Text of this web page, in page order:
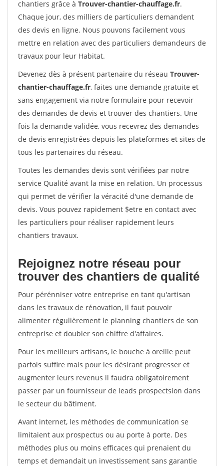
chantiers grâce à Trouver-chantier-chauffage.fr.
Chaque jour, des milliers de particuliers demandent
des devis en ligne. Nous pouvons facilement vous
mettre en relation avec des particuliers demandeurs de
travaux pour leur Habitat.
Devenez dès à présent partenaire du réseau Trouver-
chantier-chauffage.fr, faites une demande gratuite et
sans engagement via notre formulaire pour recevoir
des demandes de devis et trouver des chantiers. Une
fois la demande validée, vous recevrez des demandes
de devis enregistrées depuis les plateformes et sites de
tous les partenaires du réseau.
Toutes les demandes devis sont vérifiées par notre
service Qualité avant la mise en relation. Un processus
qui permet de vérifier la véracité d'une demande de
devis. Vous pouvez rapidement $etre en contact avec
les particuliers pour réaliser rapidement leurs
chantiers travaux.
Rejoignez notre réseau pour
trouver des chantiers de qualité
Pour pérénniser votre entreprise en tant qu'artisan
dans les travaux de rénovation, il faut pouvoir
alimenter régulièrement le planning chantiers de son
entreprise et doubler son chiffre d'affaires.
Pour les meilleurs artisans, le bouche à oreille peut
parfois suffire mais pour les désirant progresser et
augmenter leurs revenus il faudra obligatoirement
passer par un fournisseur de leads prospectsion dans
le secteur du bâtiment.
Avant internet, les méthodes de communication se
limitaient aux prospectus ou au porte à porte. Des
méthodes plus ou moins efficaces qui prenaient du
temps et demandait un investissement sans garantie